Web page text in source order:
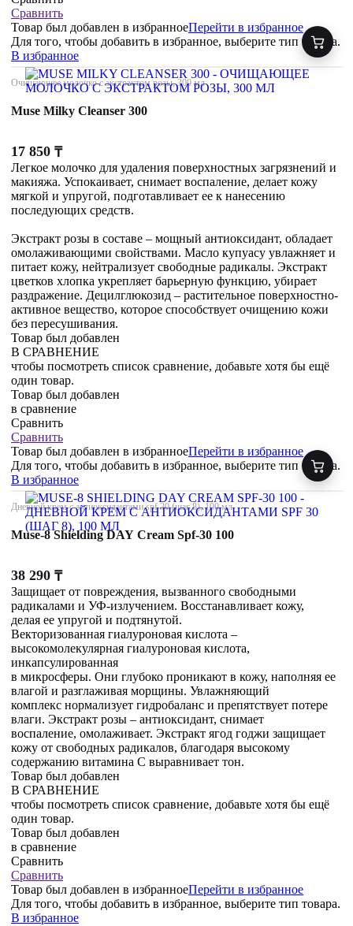
Сравнить
Товар был добавлен в избранноеПерейти в избранное
Для того, чтобы добавить в избранное, выберите тип товара.
В избранное
Очищающее молочко с экстрактом розы, 300 мл
Muse Milky Cleanser 300
17 850 ₸
Легкое молочко для удаления поверхностных загрязнений и
макияжа. Успокаивает, снимает воспаление, делает кожу
мягкой и упругой, подготавливает ее к нанесению
последующих средств.
Экстракт розы в составе – мощный антиоксидант, обладает
омолаживающими свойствами. Масло купуасу увлажняет и
питает кожу, нейтрализует свободные радикалы. Экстракт
цветков хлопка укрепляет барьерную функцию, убирает
раздражение. Децилглюкозид – растительное поверхностно-
активное вещество, которое способствует очищению кожи
без пересушивания.
Товар был добавлен
В СРАВНЕНИЕ
чтобы посмотреть список сравнение, добавьте хотя бы ещё
один товар.
Товар был добавлен
в сравнение
Сравнить
Сравнить
Товар был добавлен в избранноеПерейти в избранное
Для того, чтобы добавить в избранное, выберите тип товара.
В избранное
Дневной крем с антиоксидантами spf 30 (шаг 8), 100 мл
Muse-8 Shielding DAY Cream Spf-30 100
38 290 ₸
Защищает от повреждения, вызванного свободными
радикалами и УФ-излучением. Восстанавливает кожу,
делая ее упругой и подтянутой.
Векторизованная гиалуроновая кислота –
высокомолекулярная гиалуроновая кислота,
инкапсулированная
в микросферы. Они глубоко проникают в кожу, наполняя ее
влагой и разглаживая морщины. Увлажняющий
комплекс нормализует гидробаланс и препятствует потере
влаги. Экстракт розы – антиоксидант, снимает
воспаление, омолаживает. Экстракт ягод годжи защищает
кожу от свободных радикалов, благодаря высокому
содержанию витамина С выравнивает тон.
Товар был добавлен
В СРАВНЕНИЕ
чтобы посмотреть список сравнение, добавьте хотя бы ещё
один товар.
Товар был добавлен
в сравнение
Сравнить
Сравнить
Товар был добавлен в избранноеПерейти в избранное
Для того, чтобы добавить в избранное, выберите тип товара.
В избранное